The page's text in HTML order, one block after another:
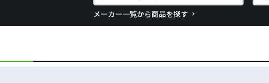
メーカー一覧から商品を探す